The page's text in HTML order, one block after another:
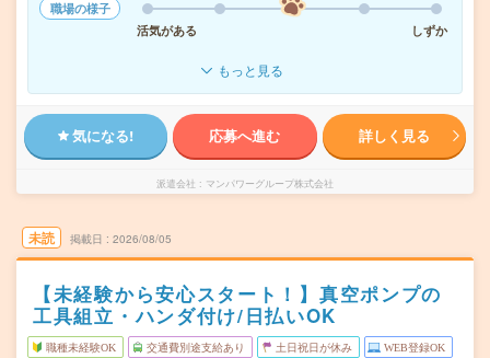
職場の様子
活気がある
しずか
もっと見る
気になる! 応募へ進む 詳しく見る
派遣会社 マンパワーグループ株式会社
未読 掲載日 2026/08/05
【未経験から安心スタート！】真空ポンプの
工具組立・ハンダ付け/日払いOK
職種未経験OK 交通費別途支給あり 土日祝日が休み WEB登録OK